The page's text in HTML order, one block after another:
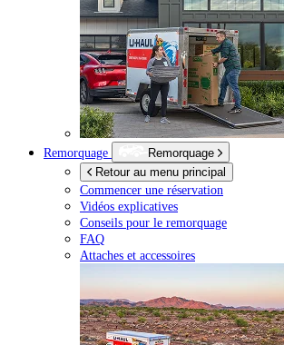
Remorquage
Remorquage
Retour au menu principal
Commencer une réservation
Vidéos explicatives
Conseils pour le remorquage
FAQ
Attaches et accessoires